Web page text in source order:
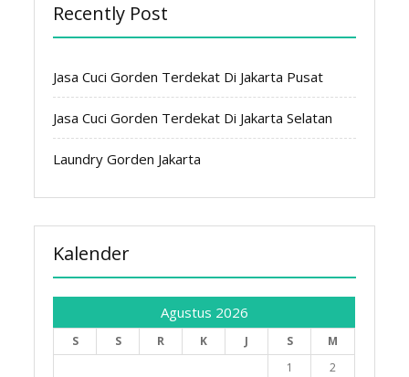
Recently Post
Jasa Cuci Gorden Terdekat Di Jakarta Pusat
Jasa Cuci Gorden Terdekat Di Jakarta Selatan
Laundry Gorden Jakarta
Kalender
Agustus 2026
S S R K J S
M
1
2